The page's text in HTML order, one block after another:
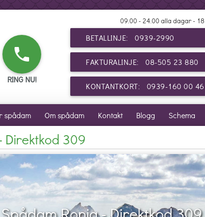
phone
RING NU!
09.00 - 24.00 alla dagar -
BETALLINJE: 0939-2990
FAKTURALINJE: 08-505 23 880
KONTANTKORT: 0939-160 00 46
spådam Om spådam Kontakt Blogg Schema
Direktkod 309